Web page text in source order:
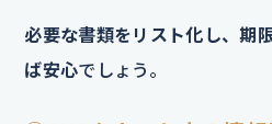
必要な書類をリスト化し、期
ば安心でしょう。